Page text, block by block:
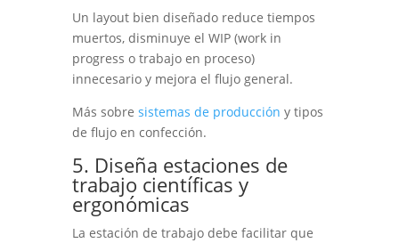
Un layout bien diseñado reduce tiempos
muertos, disminuye el WIP (work in
progress o trabajo en proceso)
innecesario y mejora el flujo general.
Más sobre sistemas de producción y tipos
de flujo en confección.
5. Diseña estaciones de
trabajo científicas y
ergonómicas
La estación de trabajo debe facilitar que